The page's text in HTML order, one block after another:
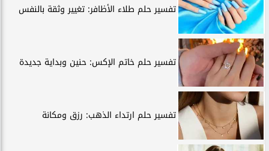
تفسير حلم طلاء الأظافر: تغيير وثقة بالنفس
تفسير حلم خاتم الإكس: حنين وبداية جديدة
تفسير حلم ارتداء الذهب: رزق ومكانة